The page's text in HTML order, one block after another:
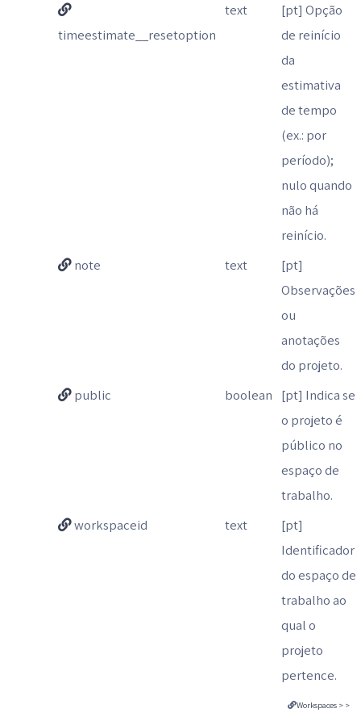
timeestimate__resetoption
text
[pt] Opção
de reinício
da
estimativa
de tempo
(ex.: por
período);
nulo quando
não há
reinício.
note
text
[pt]
Observações
ou
anotações
do projeto.
public
boolean [pt] Indica se
o projeto é
público no
espaço de
trabalho.
workspaceid
text
[pt]
Identificador
do espaço de
trabalho ao
qual o
projeto
pertence.
Workspaces > >